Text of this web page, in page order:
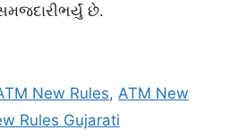
છે.
New Rules, ATM New
Rules Gujarati